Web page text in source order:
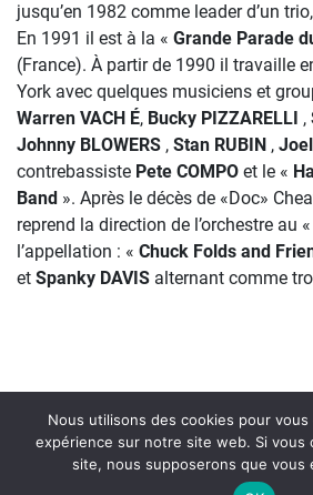
jusqu’en 1982 comme leader d’un
En 1991 il est à la « Grande Parade
(France). À partir de 1990 il travaille
York avec quelques musiciens et
Warren VACH É, Bucky PIZZARELLI ,
Johnny BLOWERS , Stan RUBIN ,
contrebassiste Pete COMPO et le «
Band ». Après le décès de «Doc»
reprend la direction de l’orchestre au «
l’appellation : « Chuck Folds and
et Spanky DAVIS alternant comme
On Air : EARL
Nous utilisons des cookies pour vous
expérience sur notre site web. Si vous
site, nous supposerons que vous